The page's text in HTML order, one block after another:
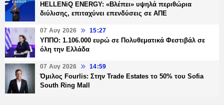
HELLENiQ ENERGY: «Βλέπει» υψηλά περιθώρια
διύλισης, επιταχύνει επενδύσεις σε ΑΠΕ
07 Αυγ 2026 15:27
ΥΠΠΟ: 1.106.000 ευρώ σε Πολυθεματικά Φεστιβάλ σε
όλη την Ελλάδα
07 Αυγ 2026 14:59
Όμιλος Fourlis: Στην Trade Estates το 50% του Sofia
South Ring Mall